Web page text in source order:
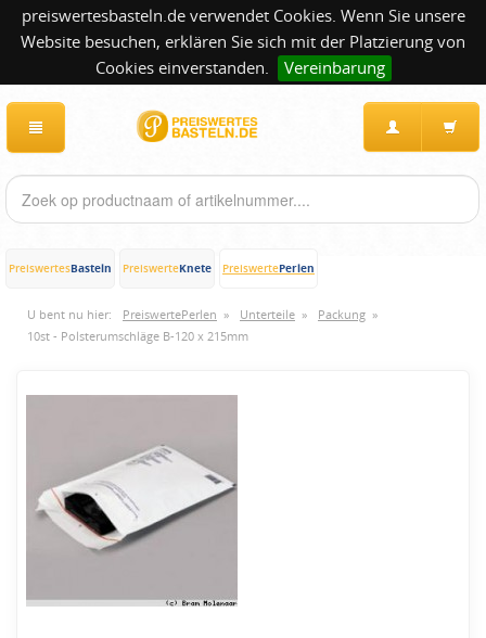
preiswertesbasteln.de verwendet Cookies. Wenn Sie unsere
Website besuchen, erklären Sie sich mit der Platzierung von
Cookies einverstanden.
Vereinbarung
PreiswertesBasteln PreiswerteKnete PreiswertePerlen
U bent nu hier: PreiswertePerlen » Unterteile » Packung »
10st - Polsterumschläge B-120 x 215mm